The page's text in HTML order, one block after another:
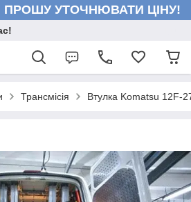
ПРОШУ УТОЧНЮВАТИ ЦІНУ!
Трансмісія Втулка Komatsu 12F-